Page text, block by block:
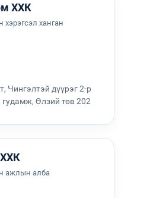
ХХК
ханган
Чингэлтэй дүүрэг 2-р
Өлзий төв 202
ажлын алба